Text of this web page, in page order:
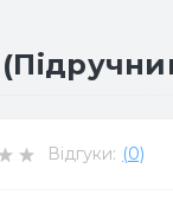
Відгуки: (0)